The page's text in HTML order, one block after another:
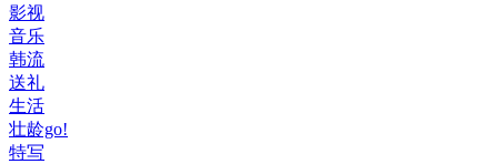
影视
音乐
韩流
送礼
生活
壮龄go!
特写